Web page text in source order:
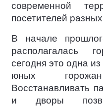
современной
посетителей
В начале
располагалась
сегодня это одна
юных
Восстанавливать
и дворы